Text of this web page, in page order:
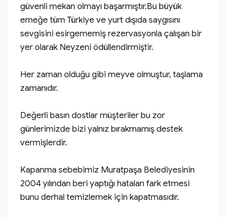
güvenli mekan olmayı başarmıştır.Bu büyük
emeğe tüm Türkiye ve yurt dışıda saygısını
sevgisini esirgememiş rezervasyonla çalışan bir
yer olarak Neyzeni ödüllendirmiştir.
Her zaman olduğu gibi meyve olmuştur, taşlama
zamanıdır.
Değerli basın dostlar müşteriler bu zor
günlerimizde bizi yalnız bırakmamış destek
vermişlerdir.
Kapanma sebebimiz Muratpaşa Belediyesinin
2004 yılından beri yaptığı hataları fark etmesi
bunu derhal temizlemek için kapatmasıdır.